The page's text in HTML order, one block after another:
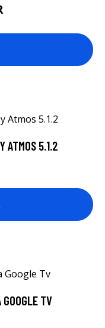
ATMOS 5.1.2
TV